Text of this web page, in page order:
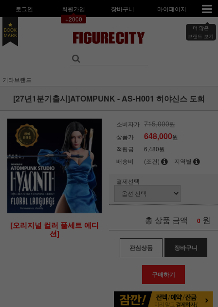
로그인
회원가입
+2000
장바구니 마이페이지
더 많은
브랜드 보기
BOOK
MARK
기타브랜드
[27년1분기출시]ATOMPUNK - AS-H001 히야신스 도희
[오리지널 컬러 풀세트 에디
션]
소비자가 715,000원
상품가
648,000원
적립금
6,480원
배송비
(조건) 지역별
결제선택
총 상품 금액 0 원
관심상품 장바구니
구매하기